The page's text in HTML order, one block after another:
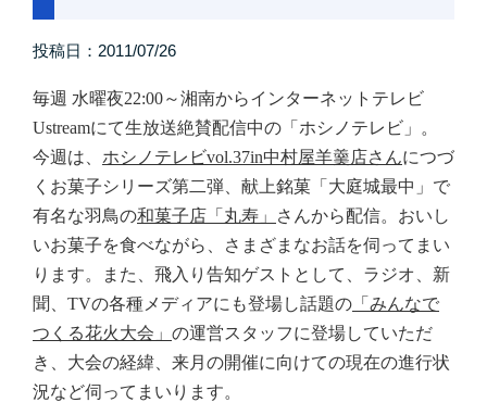
投稿日： 2011/07/26
毎週 水曜夜22:00～湘南からインターネットテレビ
Ustreamにて生放送絶賛配信中の「ホシノテレビ」。
今週は、 ホシノテレビvol.37in中村屋羊羹店さんにつづ
くお菓子シリーズ第二弾、献上銘菓「大庭城最中」で
有名な羽鳥の和菓子店「丸寿」
さんから配信。おいし
いお菓子を食べながら、さまざまなお話を伺ってまい
ります。また、飛入り告知ゲストとして、ラジオ、新
聞、TVの各種メディアにも登場し話題の 「みんなで
つくる花火大会」 の運営スタッフに登場していただ
き、大会の経緯、来月の開催に向けての現在の進行状
況など伺ってまいります。